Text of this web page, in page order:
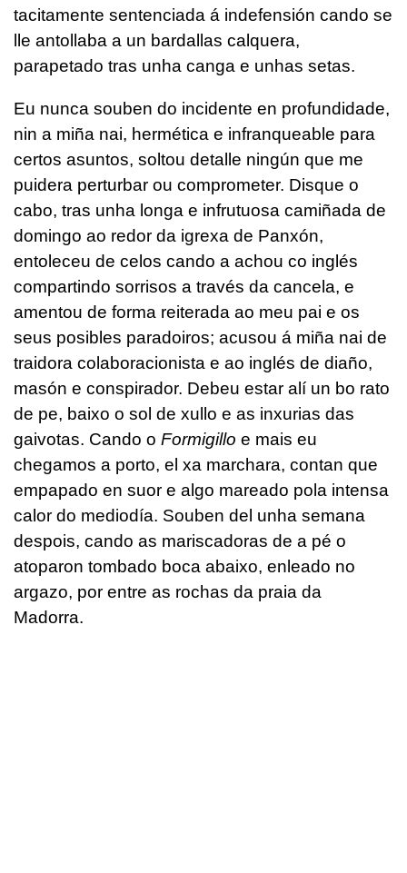
tacitamente sentenciada á indefensión cando se
lle antollaba a un bardallas calquera,
parapetado tras unha canga e unhas setas.
Eu nunca souben do incidente en profundidade,
nin a miña nai, hermética e infranqueable para
certos asuntos, soltou detalle ningún que me
puidera perturbar ou comprometer. Disque o
cabo, tras unha longa e infrutuosa camiñada de
domingo ao redor da igrexa de Panxón,
entoleceu de celos cando a achou co inglés
compartindo sorrisos a través da cancela, e
amentou de forma reiterada ao meu pai e os
seus posibles paradoiros; acusou á miña nai de
traidora colaboracionista e ao inglés de diaño,
masón e conspirador. Debeu estar alí un bo rato
de pe, baixo o sol de xullo e as inxurias das
gaivotas. Cando o Formigillo e mais eu
chegamos a porto, el xa marchara, contan que
empapado en suor e algo mareado pola intensa
calor do mediodía. Souben del unha semana
despois, cando as mariscadoras de a pé o
atoparon tombado boca abaixo, enleado no
argazo, por entre as rochas da praia da
Madorra.